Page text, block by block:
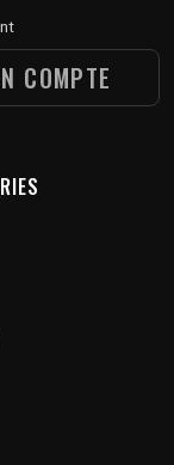
COMPTE